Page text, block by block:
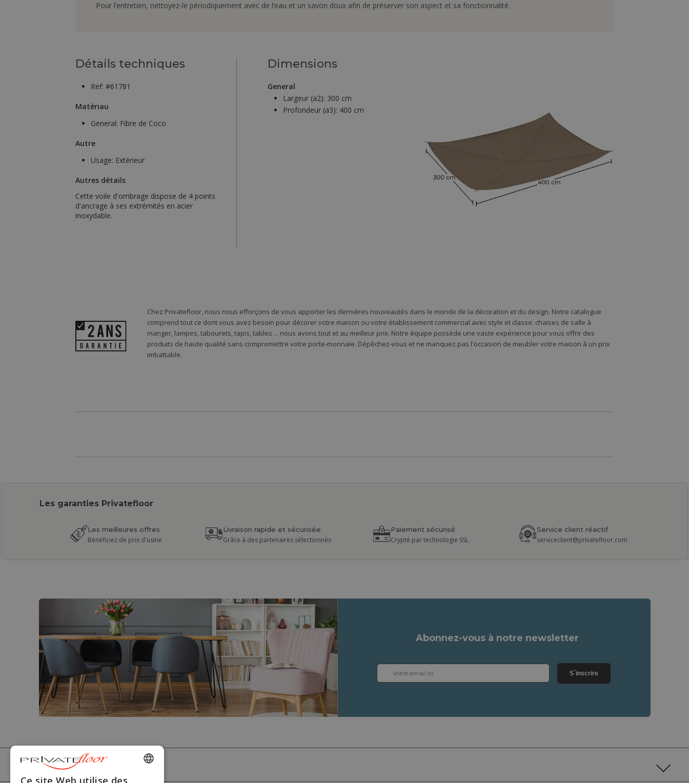
Pour l’entretien, nettoyez-le périodiquement avec de l’eau et un savon doux afin de préserver son aspect et sa fonctionnalité.
Détails techniques
Ref: #61781
Matériau
General: Fibre de Coco
Autre
Usage: Extérieur
Autres détails
Cette voile d'ombrage dispose de 4 points
d'ancrage à ses extrémités en acier
inoxydable.
Dimensions
General
Largeur (a2): 300 cm
Profondeur (a3): 400 cm
Chez Privatefloor, nous nous efforçons de vous apporter les dernières nouveautés dans le monde de la décoration et du design. Notre catalogue
comprend tout ce dont vous avez besoin pour décorer votre maison ou votre établissement commercial avec style et classe: chaises de salle à
manger, lampes, tabourets, tapis, tables ... nous avons tout et au meilleur prix. Notre équipe possède une vaste expérience pour vous offrir des
produits de haute qualité sans compromettre votre porte-monnaie. Dépêchez-vous et ne manquez pas l'occasion de meubler votre maison à un prix
imbattable.
Les garanties Privatefloor
Les meilleures offres
Bénéficiez de prix d'usine
Livraison rapide et sécurisée
Grâce à des partenaires sélectionnés
Paiement sécurisé
Crypté par technologie SSL
Service client réactif
serviceclient@privatefloor.com
Abonnez-vous à notre newsletter
S´inscrire
PRIVATEFLOOR
ENGLISH
Ce site Web utilise des